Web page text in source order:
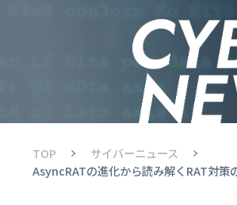
TOP
サイバーニュース
AsyncRATの進化から読み解くRAT対策